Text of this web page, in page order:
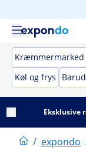
Kræmmermarked
Køl og frys
Eksklusive
/ expondo